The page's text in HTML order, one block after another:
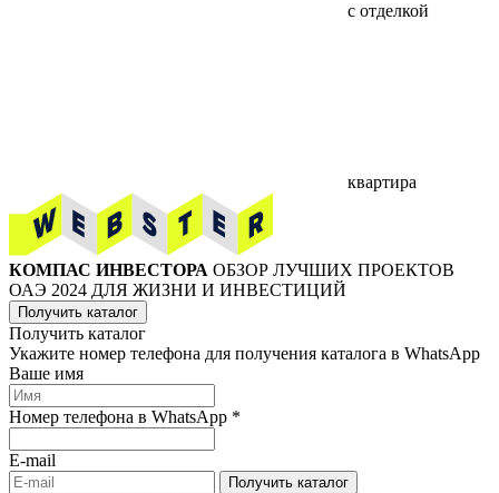
с отделкой
квартира
КОМПАС ИНВЕСТОРА ОБЗОР ЛУЧШИХ ПРОЕКТОВ
ОАЭ 2024 ДЛЯ ЖИЗНИ И ИНВЕСТИЦИЙ
Получить каталог
Получить каталог
Укажите номер телефона для получения каталога в WhatsApp
Ваше имя
Номер телефона в WhatsApp *
E-mail
Получить каталог